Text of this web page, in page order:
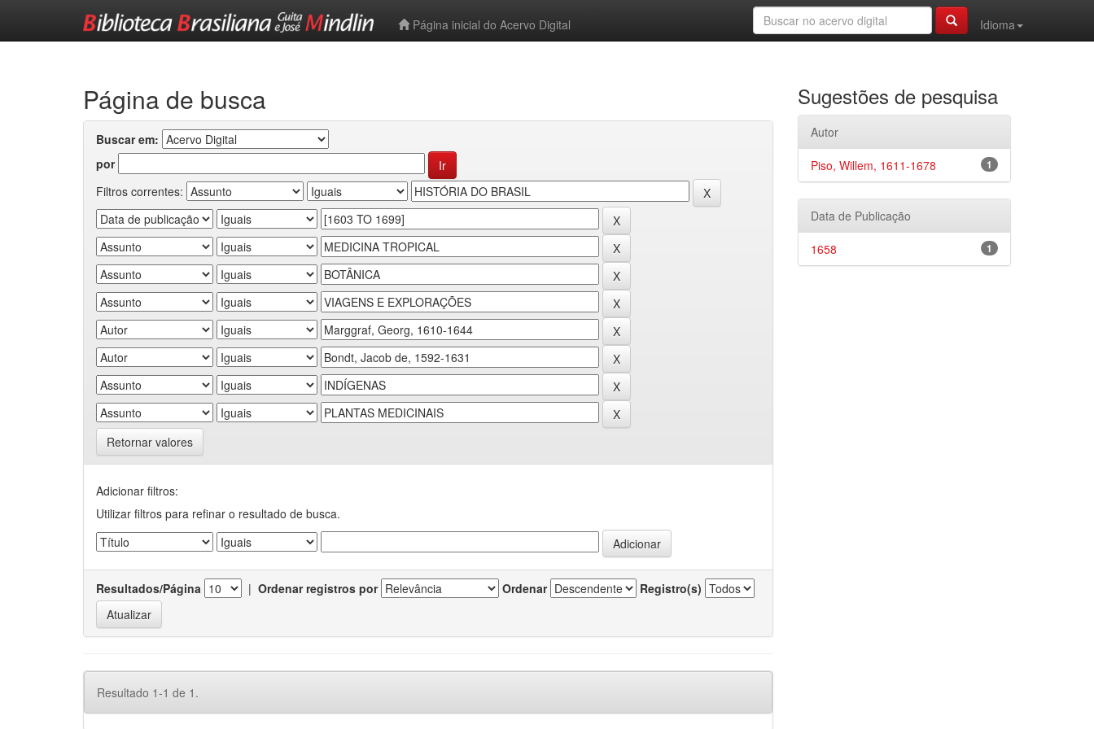
Página inicial do Acervo Digital
Idioma
Página de busca
Buscar em:
por
Filtros correntes:
Retornar valores
Adicionar filtros:
Utilizar filtros para refinar o resultado de busca.
Resultados/Página | Ordenar registros por Ordenar Registro(s)
Resultado 1-1 de 1.
Sugestões de pesquisa
Autor
1
Piso, Willem, 1611-1678
Data de Publicação
1
1658